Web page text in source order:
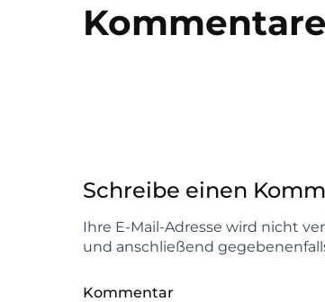
Kommentare
Schreibe einen
Ihre E-Mail-Adresse wird nicht
und anschließend
Kommentar